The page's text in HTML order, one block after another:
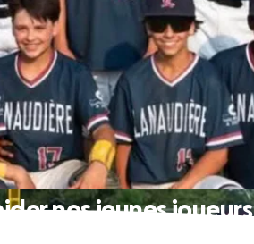
nos jeunes joueurs